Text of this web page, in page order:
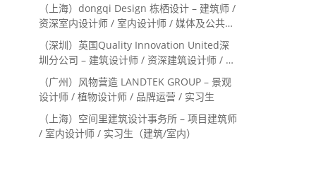
（上海）dongqi Design 栋栖设计 – 建筑师 /
资深室内设计师 / 室内设计师 / 媒体及公共关
系主管 / 设计实习生（常年招聘）
（深圳）英国Quality Innovation United深
圳分公司 – 建筑设计师 / 资深建筑设计师 / 室
内设计师 / 设计实习生
（广州）风物营造 LANDTEK GROUP – 景观
设计师 / 植物设计师 / 品牌运营 / 实习生
（上海）空间里建筑设计事务所 – 项目建筑师
/ 室内设计师 / 实习生（建筑/室内）